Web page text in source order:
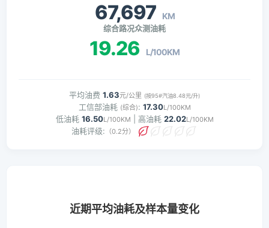
67,697 KM
综合路况众测油耗
19.26 L/100KM
平均油费 1.63元/公里 (按95#汽油8.48元/升)
工信部油耗 (综合): 17.30L/100KM
低油耗 16.50L/100KM | 高油耗 22.02L/100KM
油耗评级: （0.2分）